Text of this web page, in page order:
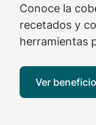
Conoce la
recetados y
herramientas
Ver